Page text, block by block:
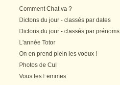
Comment Chat va ?
Dictons du jour - classés par dates
Dictons du jour - classés par prénoms
L'année Totor
On en prend plein les voeux !
Photos de Cul
Vous les Femmes